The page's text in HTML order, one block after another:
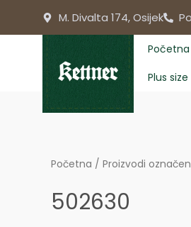
M. Divalta 174, Osijek
Početna
Plus size
Početna / Proizvodi
502630